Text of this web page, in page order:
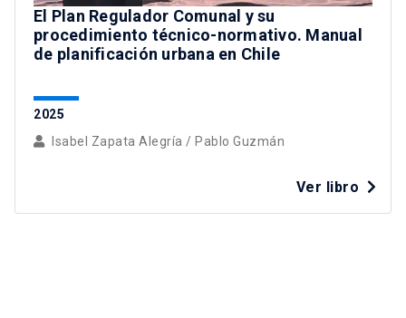
El Plan Regulador Comunal y su
procedimiento técnico-normativo. Manual
de planificación urbana en Chile
2025
Isabel Zapata Alegría / Pablo Guzmán
Ver libro